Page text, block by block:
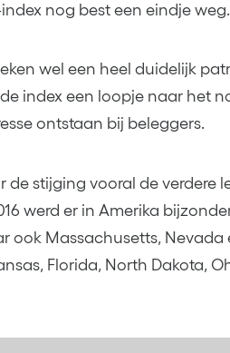
nog best een eindje weg.
wel een heel duidelijk
index een loopje naar het
ontstaan bij beleggers.
de stijging vooral de verdere
werd er in Amerika
ook Massachusetts, Nevada
Florida, North Dakota,